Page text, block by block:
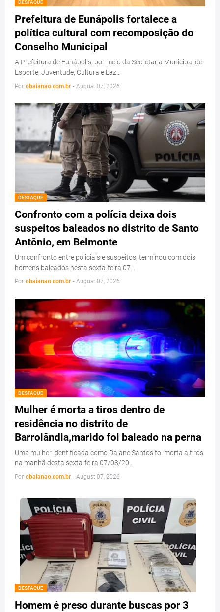
DESTAQUE
Prefeitura de Eunápolis fortalece a
política cultural com recomposição do
Conselho Municipal
A Prefeitura de Eunápolis, por meio da Secretaria Municipal de
Esporte, Juventude, Cultura e Laz…
Por obaianao.com.br - August 07, 2026
DESTAQUE
Confronto com a polícia deixa dois
suspeitos baleados no distrito de Santo
Antônio, em Belmonte
Um confronto entre policiais e suspeitos, terminou com dois
homens baleados nesta sexta-feira 07…
Por obaianao.com.br - August 07, 2026
DESTAQUE
Mulher é morta a tiros dentro de
residência no distrito de
Barrolândia,marido foi baleado na perna
Uma mulher identificada como Daiane Santos foi morta a tiros
na manhã desta sexta-feira 07/08/20…
Por obaianao.com.br - August 07, 2026
DESTAQUE
Homem é preso durante buscas por 3